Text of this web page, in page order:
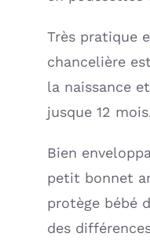
Très pratique
chancelière
la naissance
jusque 12
Bien
petit bonnet
protège bébé
des